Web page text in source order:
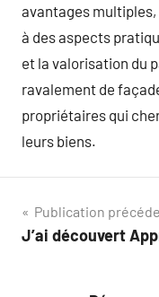
avantages
à des aspects
et la valorisation du
ravalement de
propriétaires qui
leurs biens.
Navigation
de
Publication
J’ai découvert